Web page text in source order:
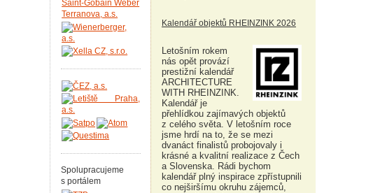
Spolupracujeme
s portálem
Kalendář objektů RHEINZINK 2026
Letošním rokem
nás opět provází
prestižní kalendář
ARCHITECTURE
WITH RHEINZINK.
Kalendář je
přehlídkou zajímavých objektů
z celého světa. V letošním roce
jsme hrdí na to, že se mezi
dvanáct finalistů probojovaly i
krásné a kvalitní realizace z Čech
a Slovenska. Rádi bychom
kalendář plný inspirace zpřístupnili
co nejširšímu okruhu zájemců,